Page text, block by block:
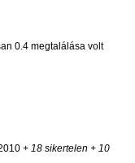
0.4 megtalálása volt
+ 18 sikertelen + 10